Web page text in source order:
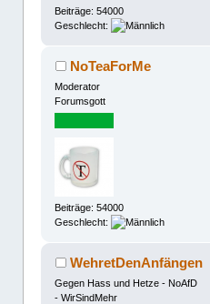
Beiträge: 54000
Geschlecht:
NoTeaForMe
Moderator
Forumsgott
Beiträge: 54000
Geschlecht:
WehretDenAnfängen
Gegen Hass und Hetze - NoAfD
- WirSindMehr